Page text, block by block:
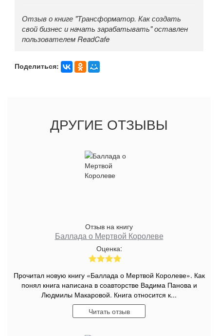
Отзыв о книге "Трансформатор. Как создать
свой бизнес и начать зарабатывать" оставлен
пользователем ReadCafe
Поделиться:
ДРУГИЕ ОТЗЫВЫ
Отзыв на книгу
Баллада о Мертвой Королеве
Оценка:
Прочитал новую книгу «Баллада о Мертвой Королеве». Как
понял книга написана в соавторстве Вадима Панова и
Людмилы Макаровой. Книга относится к...
Читать отзыв